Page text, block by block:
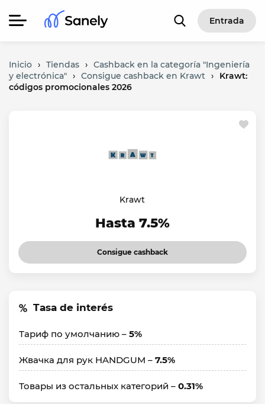
Entrada
Inicio › Tiendas › Cashback en la categoría "Ingeniería
y electrónica" › Consigue cashback en Krawt ›
Krawt:
códigos promocionales 2026
Krawt
Hasta 7.5%
Consigue cashback
Tasa de interés
Тариф по умолчанию – 5%
Жвачка для рук HANDGUM – 7.5%
Товары из остальных категорий – 0.31%